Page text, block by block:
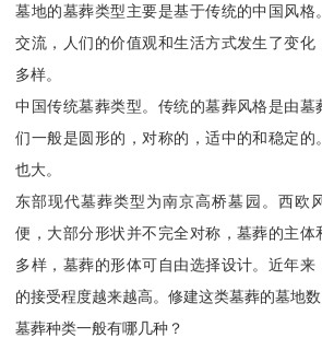
墓地的墓葬类型主要是基于传统的中国风格
交流，人们的价值观和生活方式发生了变化
多样。
中国传统墓葬类型。传统的墓葬风格是由墓
们一般是圆形的，对称的，适中的和稳定的
也大。
东部现代墓葬类型为南京高桥墓园。西欧
便，大部分形状并不完全对称，墓葬的主体
多样，墓葬的形体可自由选择设计。近年
的接受程度越来越高。修建这类墓葬的墓地数
墓葬种类一般有哪几种？